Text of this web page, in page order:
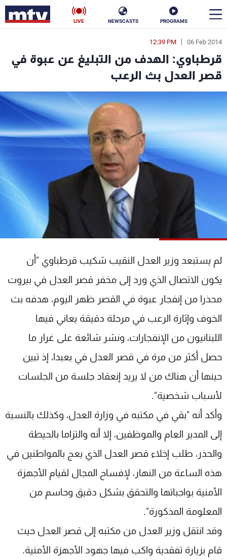
PROGRAMS
NEWSCASTS
LIVE
06 Feb 2014
12:39 PM
قرطباوي: الهدف من التبليغ عن عبوة في
قصر العدل بث الرعب
لم يستبعد وزير العدل النقيب شكيب قرطباوي "أن
يكون الاتصال الذي ورد إلى مخفر قصر العدل في بيروت
محذرا من إنفجار عبوة في القصر ظهر اليوم، هدفه بث
الخوف وإثارة الرعب في مرحلة دقيقة يعاني فيها
اللبنانيون من الإنفجارات، ونشر شائعة على غرار ما
حصل أكثر من مرة في قصر العدل في بعبدا، إذ تبين
حينها أن هناك من لا يريد إنعقاد جلسة من الجلسات
لأسباب شخصية".
وأكد أنه "بقي في مكتبه في وزارة العدل، وكذلك بالنسبة
إلى المدير العام والموظفين، إلا أنه والتزاما بالحيطة
والحذر، طلب إخلاء قصر العدل الذي يعج بالمواطنين في
هذه الساعة من النهار، لإفساح المجال لقيام الأجهزة
الأمنية بواجباتها والتحقق بشكل دقيق وحاسم من
المعلومة المذكورة".
وقد انتقل وزير العدل من مكتبه إلى قصر العدل حيث
قام بزيارة تفقدية واكب فيها جهود الأجهزة الأمنية.
en
الأخبار
سياسة ناس
إقتصاد فن
منوعات رياضة
كأس العالم
البرامج
جدول البرامج
شاهد البرامج
عن MTV
الإنـتـاج
لاعلاناتكم
وظائف
تواصل معنا
شروط الإسـتخدام
سياسة الخصوصية